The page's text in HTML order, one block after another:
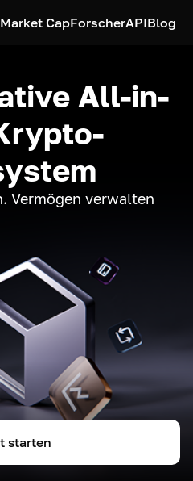
Market CapForscherAPIBlog
All-in-
Vermögen verwalten
starten